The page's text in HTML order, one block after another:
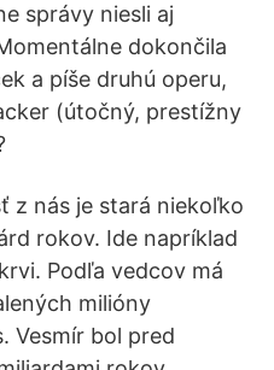
správy niesli aj
dokončila
a píše druhú operu,
(útočný, prestížny
z nás je stará niekoľko
rokov. Ide napríklad
Podľa vedcov má
milióny
Vesmír bol pred